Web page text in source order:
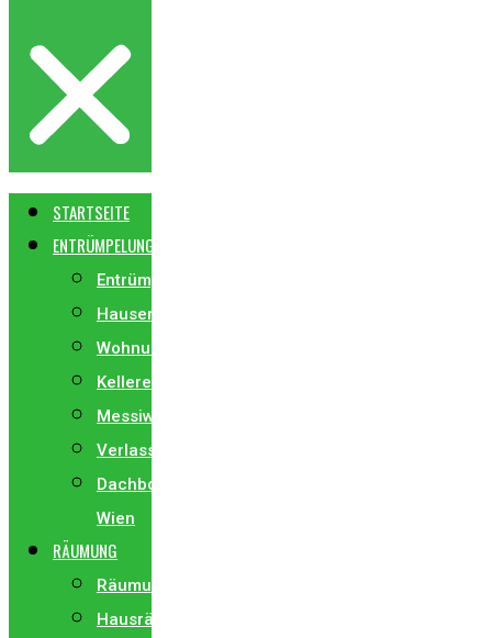
STARTSEITE
ENTRÜMPELUNG
Entrümpelung
Hausentrümpelung
Wohnungsentrümpelung
Kellerentrümpelung
Messiwohnung
Verlassenschaft
Dachbodenentrümpelung
Wien
RÄUMUNG
Räumung
Hausräumung